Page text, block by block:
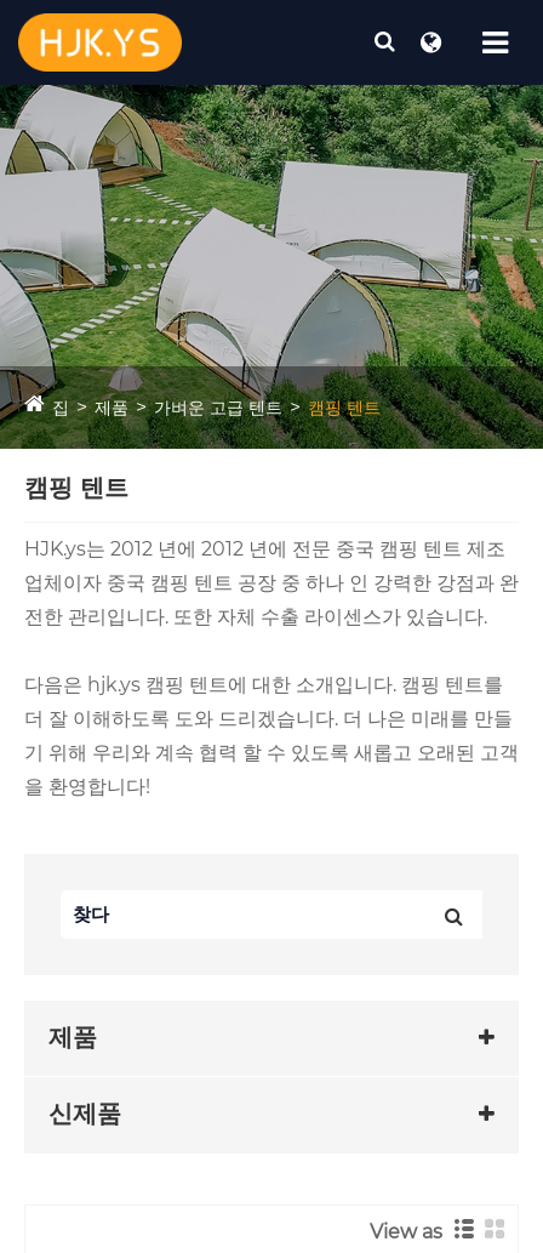
집 제품 가벼운 고급 텐트 캠핑 텐트
캠핑 텐트
HJK.ys는 2012 년에 2012 년에 전문 중국 캠핑 텐트 제조
업체이자 중국 캠핑 텐트 공장 중 하나 인 강력한 강점과 완
전한 관리입니다. 또한 자체 수출 라이센스가 있습니다.
다음은 hjk.ys 캠핑 텐트에 대한 소개입니다. 캠핑 텐트를
더 잘 이해하도록 도와 드리겠습니다. 더 나은 미래를 만들
기 위해 우리와 계속 협력 할 수 있도록 새롭고 오래된 고객
을 환영합니다!
제품
신제품
View as